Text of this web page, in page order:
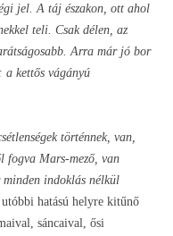
jel. A táj északon, ott ahol
teli. Csak délen, az
Arra már jó bor
a kettős vágányú
történnek, van,
fogva Mars-mező, van
minden indoklás nélkül
hatású helyre kitűnő
sáncaival, ősi